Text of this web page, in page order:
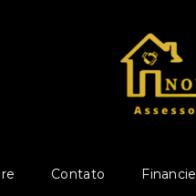
Contato Financie